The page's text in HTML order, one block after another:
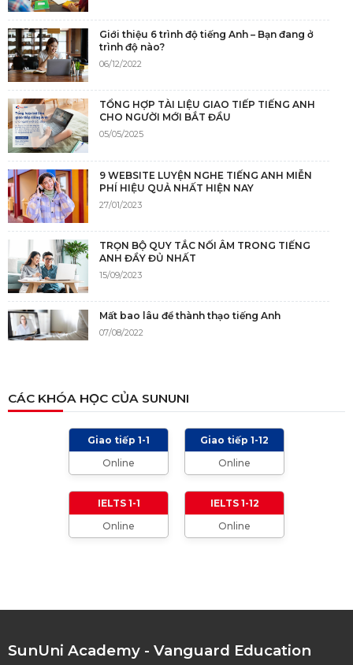
Giới thiệu 6 trình độ tiếng Anh – Bạn đang ở
trình độ nào?
06/12/2022
TỔNG HỢP TÀI LIỆU GIAO TIẾP TIẾNG ANH
CHO NGƯỜI MỚI BẮT ĐẦU
05/05/2025
9 WEBSITE LUYỆN NGHE TIẾNG ANH MIỄN
PHÍ HIỆU QUẢ NHẤT HIỆN NAY
27/01/2023
TRỌN BỘ QUY TẮC NỐI ÂM TRONG TIẾNG
ANH ĐẦY ĐỦ NHẤT
15/09/2023
Mất bao lâu để thành thạo tiếng Anh
07/08/2022
05/12/2021
TIÊU CHÍ CHẤM IELTS SPEAKING, WRITING
2024 VÀ NHỮNG LƯU Ý
TỔNG HỢP CÁCH XƯNG HÔ TRONG TIẾNG
ANH (Từ formal đến informal)
DỤNG VÀ CÁCH VẬN DỤNG
CÁC KHÓA HỌC CỦA SUNUNI
Giao tiếp 1-1
Online
Giao tiếp 1-12
Online
IELTS 1-1
Online
IELTS 1-12
Online
SunUni Academy - Vanguard Education